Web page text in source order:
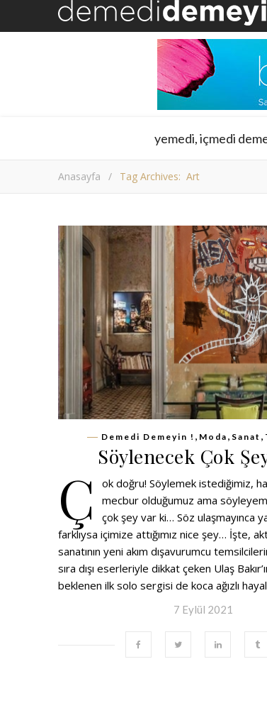
yemedi, içmedi
Anasayfa / Tag Archives: Art
Demedi Demeyin ! , Moda , Sanat ,
Söylenecek Çok
Ç
ok doğru! Söylemek istediğimiz,
mecbur olduğumuz ama
çok şey var ki… Söz ulaşmayınca
farklıysa içimize attığımız nice şey… İşte,
sanatının yeni akım dışavurumcu
sıra dışı eserleriyle dikkat çeken Ulaş
beklenen ilk solo sergisi de koca ağızlı
7 Eylül 2021